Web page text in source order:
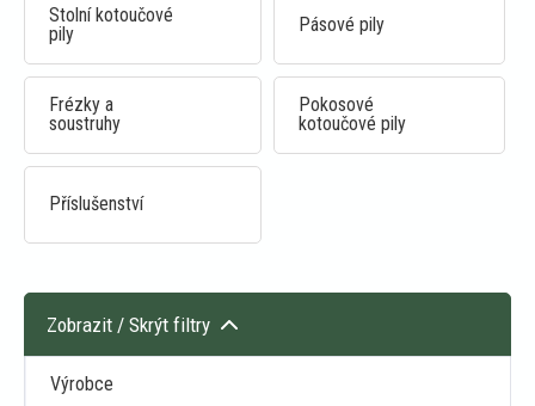
Stolní kotoučové
pily
Pásové pily
Frézky a
soustruhy
Pokosové
kotoučové pily
Příslušenství
Zobrazit / Skrýt filtry
Výrobce